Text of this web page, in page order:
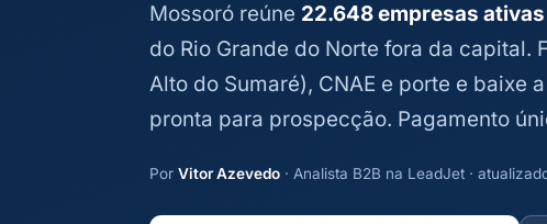
Mossoró reúne 22.648 empresas ativas
do Rio Grande do Norte fora da capital.
Alto do Sumaré), CNAE e porte e baixe
pronta para prospecção. Pagamento
Por Vitor Azevedo · Analista B2B na LeadJet ·